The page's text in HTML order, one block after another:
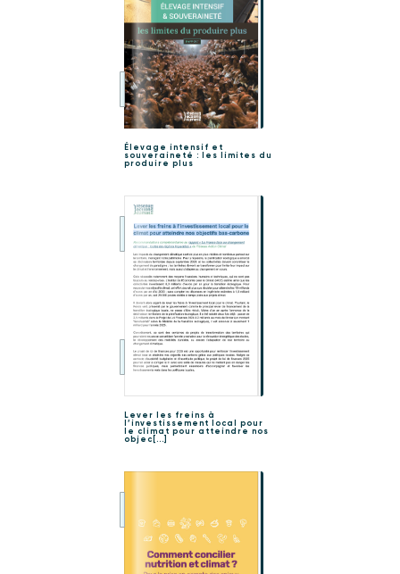
Élevage intensif et
souveraineté : les limites du
produire plus
Lever les freins à
l’investissement local pour
le climat pour atteindre nos
objec[...]